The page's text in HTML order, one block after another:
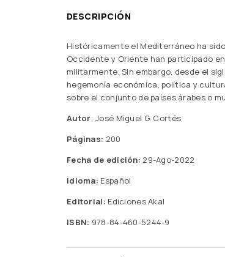
DESCRIPCIÓN
Históricamente el Mediterráneo ha
Occidente y Oriente han participado
militarmente. Sin embargo, desde el
hegemonía económica, política y
sobre el conjunto de países árabes o
Autor: José Miguel G. Cortés
Páginas: 200
Fecha de edición: 29-Ago-2022
Idioma: Español
Editorial: Ediciones Akal
ISBN: 978-84-460-5244-9